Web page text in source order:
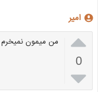
امیر

0

من میمون نمیخرم